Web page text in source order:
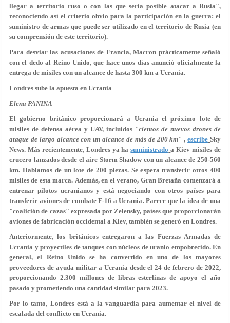
llegar a territorio ruso o con las que sería posible atacar a Rusia",
reconociendo así el criterio obvio para la participación en la guerra: el
suministro de armas que puede ser utilizado en el territorio de Rusia (en
su comprensión de este territorio).
Para desviar las acusaciones de Francia, Macron prácticamente señaló
con el dedo al Reino Unido, que hace unos días anunció oficialmente la
entrega de misiles con un alcance de hasta 300 km a Ucrania.
Londres sube la apuesta en Ucrania
Elena PANINA
El gobierno británico proporcionará a Ucrania el próximo lote de
misiles de defensa aérea y UAV, incluidos "cientos de nuevos drones de
ataque de largo alcance con un alcance de más de 200 km" ,escribe Sky
News. Más recientemente, Londres ya hasuministrado a Kiev misiles de
crucero lanzados desde el aire Storm Shadow con un alcance de 250-560
km. Hablamos de un lote de 200 piezas. Se espera transferir otros 400
misiles de esta marca. Además, en el verano, Gran Bretaña comenzará a
entrenar pilotos ucranianos y está negociando con otros países para
transferir aviones de combate F-16 a Ucrania. Parece que la idea de una
"coalición de cazas" expresada por Zelensky, países que proporcionarán
aviones de fabricación occidental a Kiev, también se generó en Londres.
Anteriormente, los británicos entregaron a las Fuerzas Armadas de
Ucrania y proyectiles de tanques con núcleos de uranio empobrecido. En
general, el Reino Unido se ha convertido en uno de los mayores
proveedores de ayuda militar a Ucrania desde el 24 de febrero de 2022,
proporcionando 2.300 millones de libras esterlinas de apoyo el año
pasado y prometiendo una cantidad similar para 2023.
Por lo tanto, Londres está a la vanguardia para aumentar el nivel de
escalada del conflicto en Ucrania.